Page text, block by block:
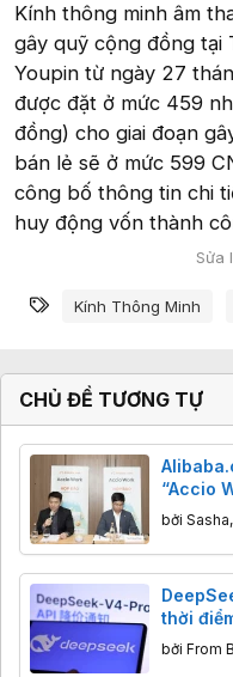
Kính thông minh âm
gây quỹ cộng đồng tại
Youpin từ ngày 27
được đặt ở mức 459
đồng) cho giai đoạn
bán lẻ sẽ ở mức 599
công bố thông tin chi
huy động vốn thành
Sửa
Từ khóa
Kính Thông Minh
CHỦ ĐỀ TƯƠNG TỰ
“Accio
xuất khẩu
bởi Sasha,
thời
bởi From